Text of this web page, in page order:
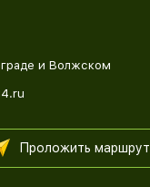
и Волжском
Проложить маршрут